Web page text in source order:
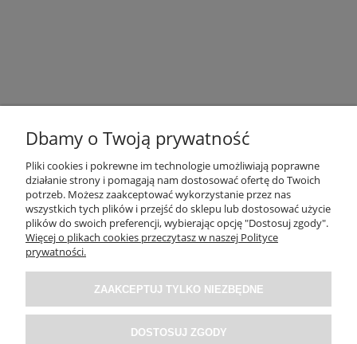
OBSŁUGA KLIENTA
O NAS / INFORMACJE
MOJE KONTO
Dbamy o Twoją prywatność
Pliki cookies i pokrewne im technologie umożliwiają poprawne
działanie strony i pomagają nam dostosować ofertę do Twoich
potrzeb. Możesz zaakceptować wykorzystanie przez nas
wszystkich tych plików i przejść do sklepu lub dostosować użycie
plików do swoich preferencji, wybierając opcję "Dostosuj zgody".
Więcej o plikach cookies przeczytasz w naszej Polityce
prywatności.
ZAAKCEPTUJ TYLKO NIEZBĘDNE
DOSTOSUJ ZGODY